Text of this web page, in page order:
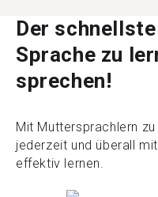
Der
Sprache zu
sprechen!
Mit Muttersprachlern
jederzeit und überall
effektiv lernen.